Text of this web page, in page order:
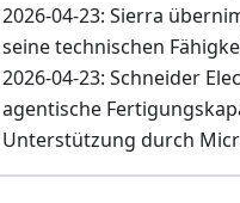
2026-04-23: Sierra
seine technischen
2026-04-23: Schneider
agentische
Unterstützung durch